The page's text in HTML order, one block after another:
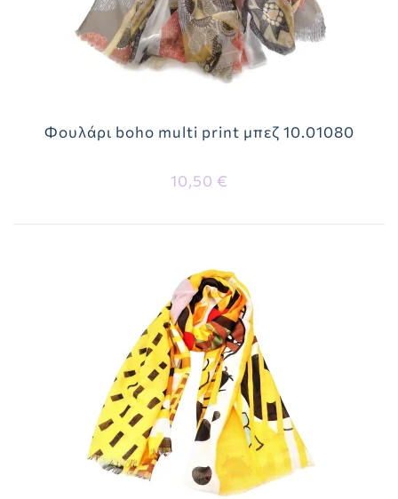
Φουλάρι boho multi print μπεζ 10.01080
10,50 €